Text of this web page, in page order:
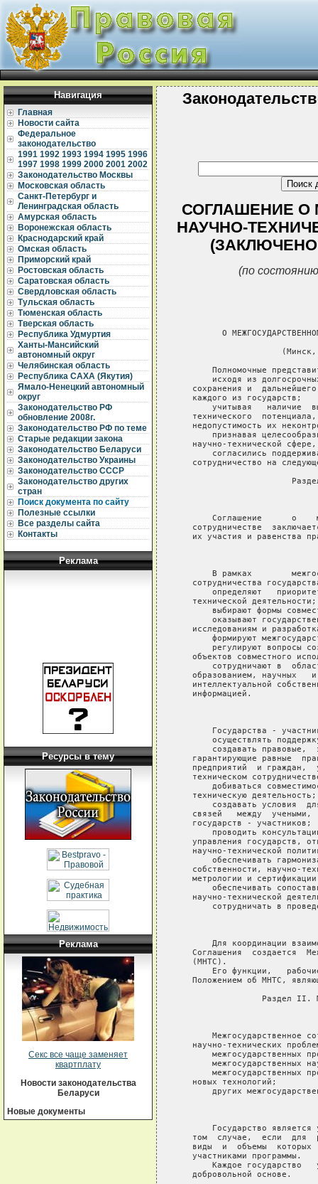
Навигация
Главная
Новости сайта
Федеральное
законодательство
1991 1992 1993 1994 1995 1996
1997 1998 1999 2000 2001 2002
Законодательство Москвы
Московская область
Санкт-Петербург и
Ленинградская область
Амурская область
Воронежская область
Краснодарский край
Омская область
Приморский край
Ростовская область
Саратовская область
Свердловская область
Тульская область
Тюменская область
Тверская область
Республика Удмуртия
Ханты-Мансийский
автономный округ
Челябинская область
Республика САХА (Якутия)
Ямало-Ненецкий автономный
округ
Законодательство РФ
обновление 2008г.
Законодательство РФ по теме
Старые редакции закона
Законодательство Беларуси
Законодательство Украины
Законодательство СССР
Законодательство других
стран
Поиск документа по сайту
Полезные ссылки
Все разделы сайта
Контакты
Реклама
Ресурсы в тему
Реклама
Секс все чаще заменяет
квартплату
Новости законодательства
Беларуси
Новые документы
СОГЛАШЕНИЕ О
НАУЧНО-
(ЗАКЛЮЧЕНО
(по